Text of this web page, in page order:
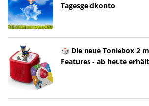
Tagesgeldkonto
🎲 Die neue Toniebox 2
Features - ab heute